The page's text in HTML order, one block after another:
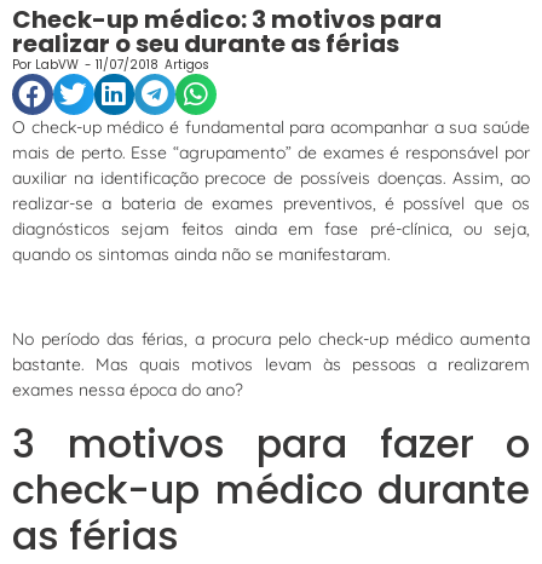
Check-up médico: 3 motivos para
realizar o seu durante as férias
Por LabVW - 11/07/2018 Artigos
O check-up médico é fundamental para acompanhar a sua saúde
mais de perto. Esse “agrupamento” de exames é responsável por
auxiliar na identificação precoce de possíveis doenças. Assim, ao
realizar-se a bateria de exames preventivos, é possível que os
diagnósticos sejam feitos ainda em fase pré-clínica, ou seja,
quando os sintomas ainda não se manifestaram.
No período das férias, a procura pelo check-up médico aumenta
bastante. Mas quais motivos levam às pessoas a realizarem
exames nessa época do ano?
3 motivos para fazer o
check-up médico durante
as férias